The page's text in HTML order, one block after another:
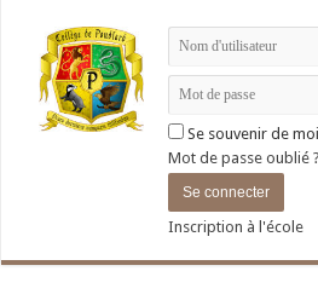
Se souvenir de moi
Mot de passe oublié ?
Inscription à l'école